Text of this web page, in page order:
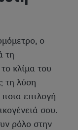
ο
τη
κλίμα του
τη λύση
επιλογή
σου.
ρόλο στην